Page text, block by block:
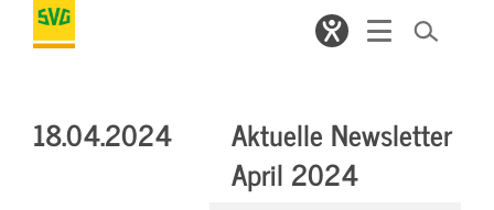
18.04.2024
Aktuelle Newsletter
April 2024